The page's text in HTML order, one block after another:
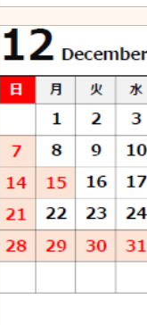
意しました！ 🎁ご来場＆
ント当日は、・来場記念
え特典・ご契約特典など
年末前のこのタイミング
す。 🔧ガス・電気の相談
から、設備の不安、ご自
ご相談に乗ります。 ガ
くと、より具体的なご提
める「イベントコーナー
とし・お菓子取り放題 な
用意しています！もちろん 大
イベント限定！特別価格
だけに、太陽光・電気・ガ
提供！ スペシャルプライ